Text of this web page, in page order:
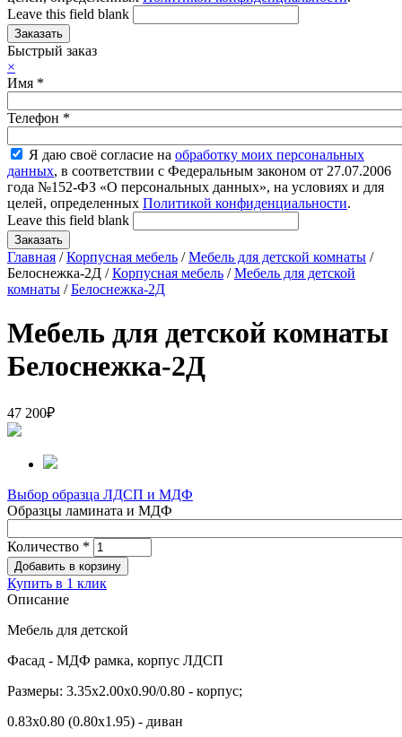
Leave this field blank
Быстрый заказ
×
Имя *
Телефон *
Я даю своё согласие на обработку моих персональных
данных, в соответствии с Федеральным законом от 27.07.2006
года №152-ФЗ «О персональных данных», на условиях и для
целей, определенных Политикой конфиденциальности.
Leave this field blank
Главная /Корпусная мебель /Мебель для детской комнаты /
Белоснежка-2Д /Корпусная мебель /Мебель для детской
комнаты /Белоснежка-2Д
Мебель для детской комнаты
Белоснежка-2Д
47 200₽
Выбор образца ЛДСП и МДФ
Образцы ламината и МДФ
Количество *
Купить в 1 клик
Описание
Мебель для детской
Фасад - МДФ рамка, корпус ЛДСП
Размеры: 3.35х2.00х0.90/0.80 - корпус;
0.83х0.80 (0.80х1.95) - диван